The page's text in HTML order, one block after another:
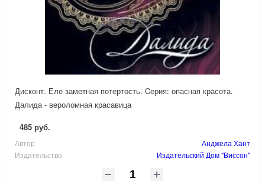
Дисконт. Еле заметная потертость. Cерия: опасная красота.
Далида - вероломная красавица
485 руб.
Автор
Анджела Хант
Издательство
Издательский Дом "Виссон"